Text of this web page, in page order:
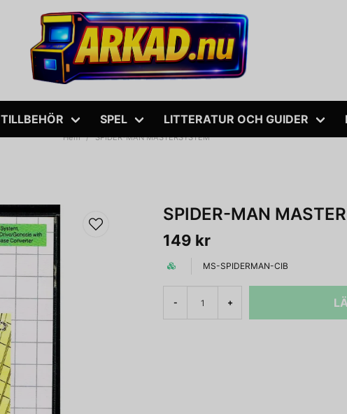
TILLBEHÖR SPEL LITTERATUR OCH GUIDER
Hem SPIDER-MAN MASTERSYSTEM
SPIDER-MAN
149 kr
MS-SPIDERMAN-CIB
- +